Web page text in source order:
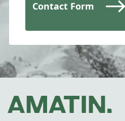
Contact Form